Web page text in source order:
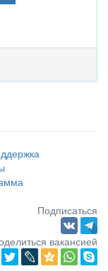
Подписаться
вакансией